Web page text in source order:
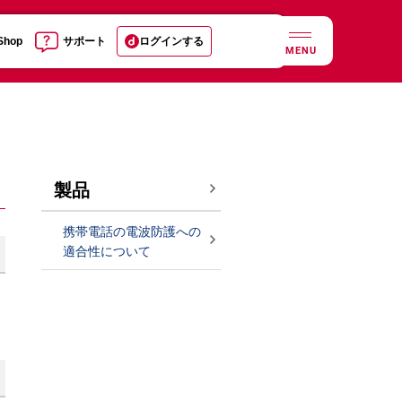
サポート ログインする
MENU
製品
携帯電話の電波防護への
適合性について